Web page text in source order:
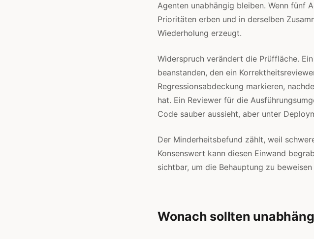
Agenten unabhängig bleiben. Wenn fünf
Prioritäten erben und in derselben
Wiederholung erzeugt.
Widerspruch verändert die Prüffläche.
beanstanden, den ein
Regressionsabdeckung markieren,
hat. Ein Reviewer für die
Code sauber aussieht, aber unter
Der Minderheitsbefund zählt, weil
Konsenswert kann diesen Einwand
sichtbar, um die Behauptung zu
Wonach sollten